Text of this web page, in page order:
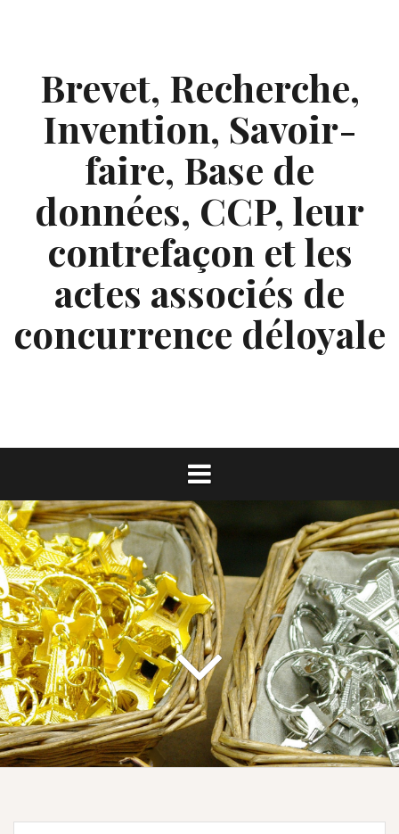
Brevet, Recherche,
Invention, Savoir-
faire, Base de
données, CCP, leur
contrefaçon et les
actes associés de
concurrence déloyale